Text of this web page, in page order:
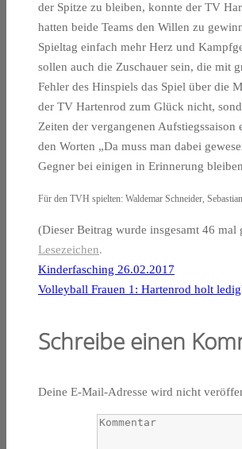
der Spitze zu bleiben, konnte der TV
hatten beide Teams den Willen zu
Spieltag einfach mehr Herz und
sollen auch die Zuschauer sein, die mit
Fehler des Hinspiels das Spiel über die
der TV Hartenrod zum Glück nicht,
Zeiten der vergangenen
den Worten „Da muss man dabei
Gegner bei einigen in Erinnerung
Für den TVH spielten: Waldemar Schneider,
(Dieser Beitrag wurde insgesamt 46 mal
Lesezeichen.
Kinderfasching 26.02.2017
Volleyball Frauen 1: Hartenrod holt
Schreibe einen
Deine E-Mail-Adresse wird nicht